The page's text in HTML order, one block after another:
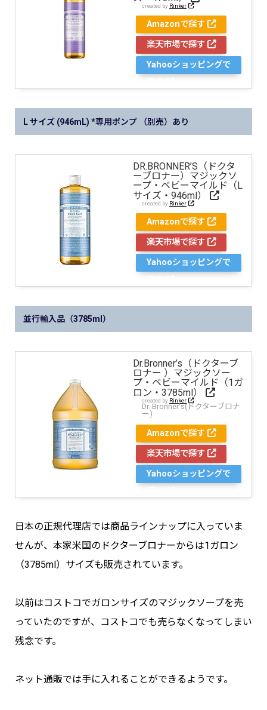
created by Rinker
Amazonで探す
楽天市場で探す
Yahooショッピングで
L サイズ (946mL) *専用ポンプ （別売）あり
DR.BRONNER’S（ドクタ
ーブロナー）マジックソ
ープ・ベビーマイルド（L
サイズ・946ml）
created by Rinker
Amazonで探す
楽天市場で探す
Yahooショッピングで
並行輸入品（3785ml）
Dr.Bronner’s（ドクターブ
ロナー ）マジックソー
プ・ベビーマイルド（1ガ
ロン・3785ml）
created by Rinker
Dr. Bronner's(ドクターブロナ
ー)
Amazonで探す
楽天市場で探す
Yahooショッピングで
日本の正規代理店では商品ラインナップに入っていま
せんが、本家米国のドクターブロナーからは1ガロン
（3785ml）サイズも販売されています。
以前はコストコでガロンサイズのマジックソープを売
っていたのですが、コストコでも売らなくなってしまい
残念です。
ネット通販では手に入れることができるようです。